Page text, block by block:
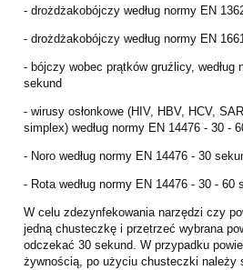
- drożdżakobójczy według normy EN
- drożdżakobójczy według normy EN
- bójczy wobec prątków gruźlicy, według
sekund
- wirusy osłonkowe (HIV, HBV, HCV,
simplex) według normy EN 14476 - 30 -
- Noro według normy EN 14476 - 30
- Rota według normy EN 14476 - 30 - 60
W celu zdezynfekowania narzędzi czy
jedną chusteczkę i przetrzeć wybrana
odczekać 30 sekund. W przypadku
żywnością, po użyciu chusteczki należy